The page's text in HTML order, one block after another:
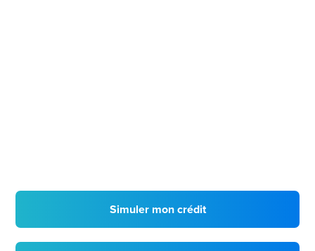
Simuler mon crédit